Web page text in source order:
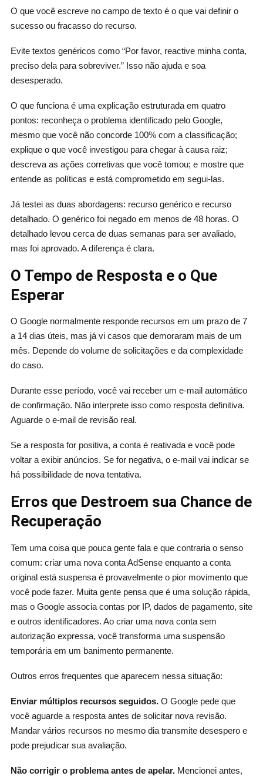
O que você escreve no campo de texto é o que vai definir o
sucesso ou fracasso do recurso.
Evite textos genéricos como “Por favor, reactive minha conta,
preciso dela para sobreviver.” Isso não ajuda e soa
desesperado.
O que funciona é uma explicação estruturada em quatro
pontos: reconheça o problema identificado pelo Google,
mesmo que você não concorde 100% com a classificação;
explique o que você investigou para chegar à causa raiz;
descreva as ações corretivas que você tomou; e mostre que
entende as políticas e está comprometido em segui-las.
Já testei as duas abordagens: recurso genérico e recurso
detalhado. O genérico foi negado em menos de 48 horas. O
detalhado levou cerca de duas semanas para ser avaliado,
mas foi aprovado. A diferença é clara.
O Tempo de Resposta e o Que
Esperar
O Google normalmente responde recursos em um prazo de 7
a 14 dias úteis, mas já vi casos que demoraram mais de um
mês. Depende do volume de solicitações e da complexidade
do caso.
Durante esse período, você vai receber um e-mail automático
de confirmação. Não interprete isso como resposta definitiva.
Aguarde o e-mail de revisão real.
Se a resposta for positiva, a conta é reativada e você pode
voltar a exibir anúncios. Se for negativa, o e-mail vai indicar se
há possibilidade de nova tentativa.
Erros que Destroem sua Chance de
Recuperação
Tem uma coisa que pouca gente fala e que contraria o senso
comum: criar uma nova conta AdSense enquanto a conta
original está suspensa é provavelmente o pior movimento que
você pode fazer. Muita gente pensa que é uma solução rápida,
mas o Google associa contas por IP, dados de pagamento, site
e outros identificadores. Ao criar uma nova conta sem
autorização expressa, você transforma uma suspensão
temporária em um banimento permanente.
Outros erros frequentes que aparecem nessa situação:
Enviar múltiplos recursos seguidos.O Google pede que
você aguarde a resposta antes de solicitar nova revisão.
Mandar vários recursos no mesmo dia transmite desespero e
pode prejudicar sua avaliação.
Não corrigir o problema antes de apelar.Mencionei antes,